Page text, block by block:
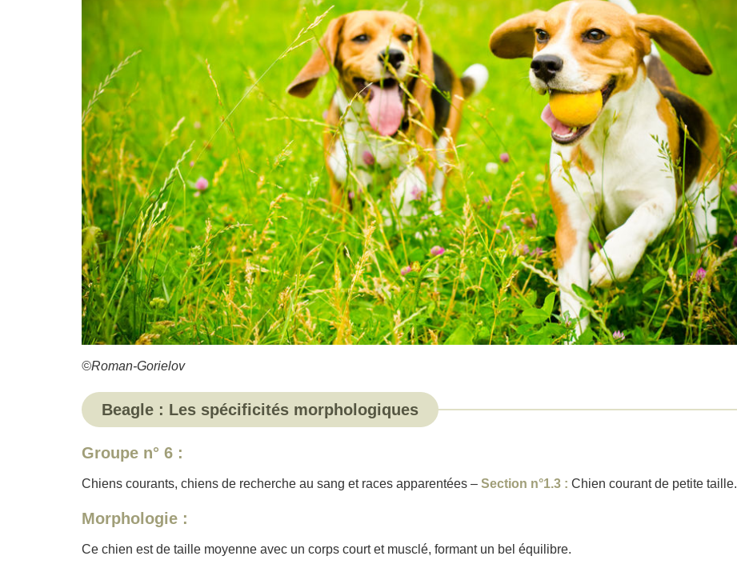
©Roman-Gorielov
Beagle : Les spécificités morphologiques
Groupe n° 6 :
Chiens courants, chiens de recherche au sang et races apparentées – Section n°1.3 : Chien courant de petite taille.
Morphologie :
Ce chien est de taille moyenne avec un corps court et musclé, formant un bel équilibre.